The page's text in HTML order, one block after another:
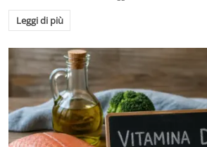
Leggi di più